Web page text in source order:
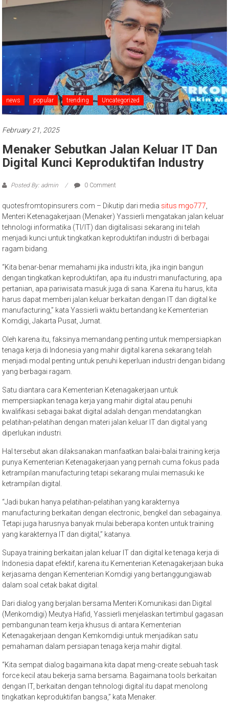
news popular trending Uncategorized
February 21, 2025
Menaker Sebutkan Jalan Keluar IT Dan
Digital Kunci Keproduktifan Industry
Posted By: admin 0 Comment
quotesfromtopinsurers.com – Dikutip dari media situs mgo777
Menteri Ketenagakerjaan (Menaker) Yassierli mengatakan jalan keluar
tehnologi informatika (TI/IT) dan digitalisasi sekarang ini telah
menjadi kunci untuk tingkatkan keproduktifan industri di berbagai
ragam bidang.
“Kita benar-benar memahami jika industri kita, jika ingin bangun
dengan tingkatkan keproduktifan, apa itu industri manufacturing, apa
pertanian, apa pariwisata masuk juga di sana. Karena itu harus, kita
harus dapat memberi jalan keluar berkaitan dengan IT dan digital ke
manufacturing,” kata Yassierli waktu bertandang ke Kementerian
Komdigi, Jakarta Pusat, Jumat.
Oleh karena itu, faksinya memandang penting untuk mempersiapkan
tenaga kerja di Indonesia yang mahir digital karena sekarang telah
menjadi modal penting untuk penuhi keperluan industri dengan bidang
yang berbagai ragam.
Satu diantara cara Kementerian Ketenagakerjaan untuk
mempersiapkan tenaga kerja yang mahir digital atau penuhi
kwalifikasi sebagai bakat digital adalah dengan mendatangkan
pelatihan-pelatihan dengan materi jalan keluar IT dan digital yang
diperlukan industri.
Hal tersebut akan dilaksanakan manfaatkan balai-balai training kerja
punya Kementerian Ketenagakerjaan yang pernah cuma fokus pada
ketrampilan manufacturing tetapi sekarang mulai memasuki ke
ketrampilan digital.
“Jadi bukan hanya pelatihan-pelatihan yang karakternya
manufacturing berkaitan dengan electronic, bengkel dan sebagainya.
Tetapi juga harusnya banyak mulai beberapa konten untuk training
yang karakternya IT dan digital,” katanya.
Supaya training berkaitan jalan keluar IT dan digital ke tenaga kerja di
Indonesia dapat efektif, karena itu Kementerian Ketenagakerjaan buka
kerjasama dengan Kementerian Komdigi yang bertanggungjawab
dalam soal cetak bakat digital.
Dari dialog yang berjalan bersama Menteri Komunikasi dan Digital
(Menkomdigi) Meutya Hafid, Yassierli menjelaskan tertimbul gagasan
pembangunan team kerja khusus di antara Kementerian
Ketenagakerjaan dengan Kemkomdigi untuk menjadikan satu
pemahaman dalam persiapan tenaga kerja mahir digital.
“Kita sempat dialog bagaimana kita dapat meng-create sebuah task
force kecil atau bekerja sama bersama. Bagaimana tools berkaitan
dengan IT, berkaitan dengan tehnologi digital itu dapat menolong
tingkatkan keproduktifan bangsa,” kata Menaker.